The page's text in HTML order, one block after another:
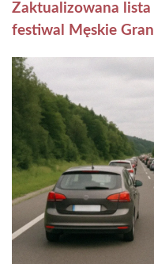
Zaktualizowana
festiwal Męskie